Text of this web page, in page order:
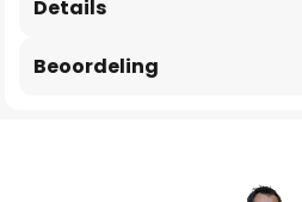
Details
Beoordeling